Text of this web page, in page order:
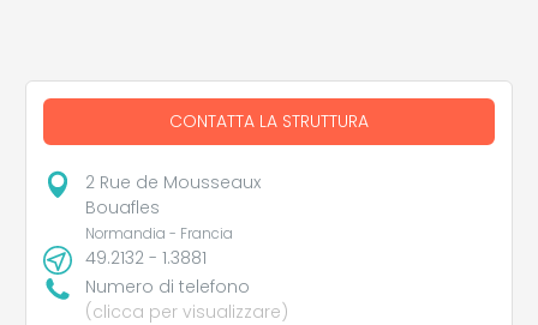
CONTATTA LA STRUTTURA
2 Rue de Mousseaux
Bouafles
Normandia - Francia
49.2132 - 1.3881
Numero di telefono
(clicca per visualizzare)